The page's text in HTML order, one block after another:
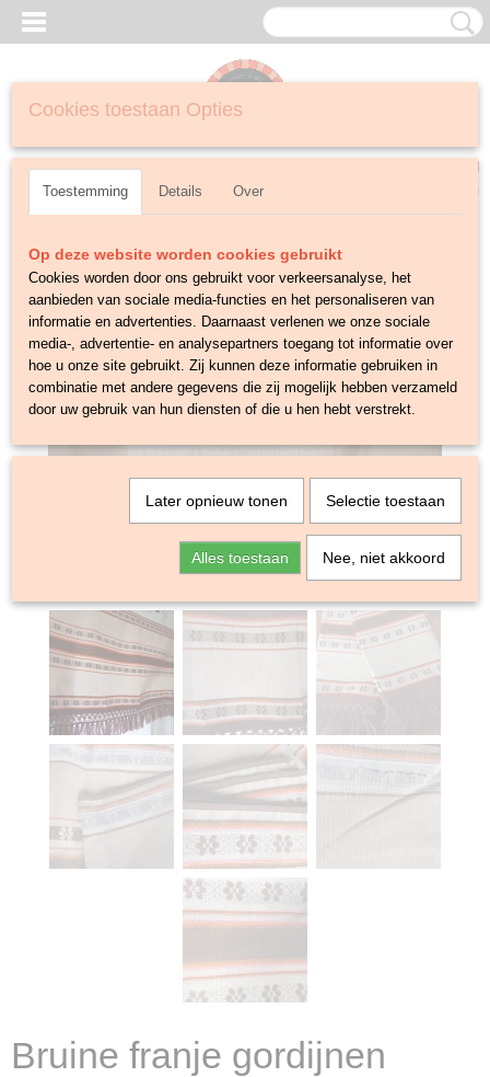
Inloggen Registreren
Bruine franje gordijnen
Cookies toestaan Opties
Toestemming Details Over
Op deze website worden cookies gebruikt
Cookies worden door ons gebruikt voor verkeersanalyse, het
aanbieden van sociale media-functies en het personaliseren van
informatie en advertenties. Daarnaast verlenen we onze sociale
media-, advertentie- en analysepartners toegang tot informatie over
hoe u onze site gebruikt. Zij kunnen deze informatie gebruiken in
combinatie met andere gegevens die zij mogelijk hebben verzameld
door uw gebruik van hun diensten of die u hen hebt verstrekt.
Later opnieuw tonen Selectie toestaan
Alles toestaan Nee, niet akkoord